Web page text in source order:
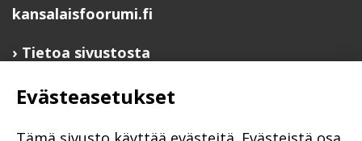
kansalaisfoorumi.fi
Tietoa sivustosta
Ilmoita järjestösi järjestöhakemistoon
Järjestötietäjä-testi
Evästeasetukset